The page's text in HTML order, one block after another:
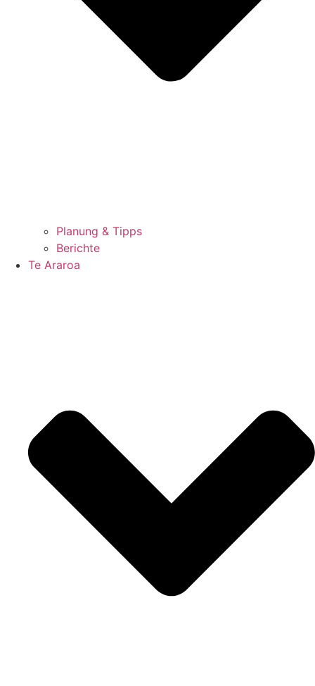
Planung & Tipps
Berichte
Te Araroa